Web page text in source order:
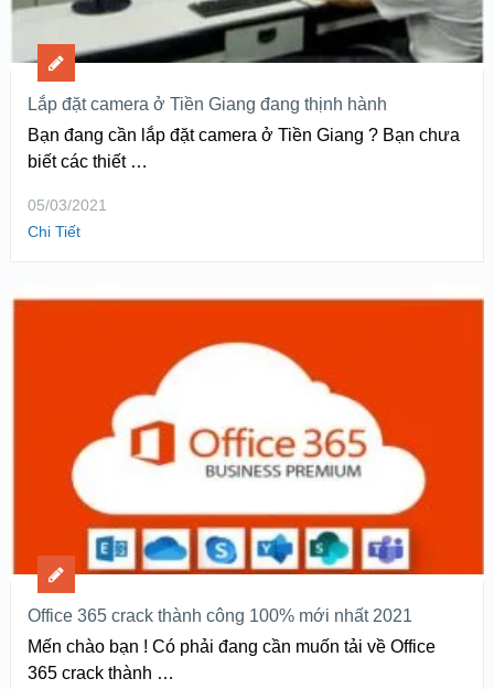
Lắp đặt camera ở Tiền Giang đang thịnh hành
Bạn đang cần lắp đặt camera ở Tiền Giang ? Bạn chưa
biết các thiết …
05/03/2021
Chi Tiết
Office 365 crack thành công 100% mới nhất 2021
Mến chào bạn ! Có phải đang cần muốn tải về Office
365 crack thành …